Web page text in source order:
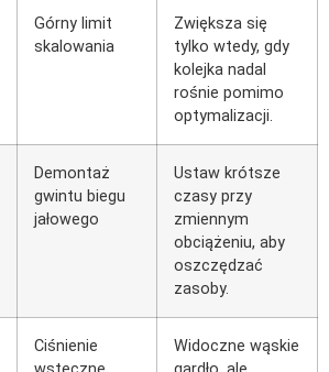
Górny limit
skalowania
Zwiększa się
tylko wtedy, gdy
kolejka nadal
rośnie pomimo
optymalizacji.
Demontaż
gwintu biegu
jałowego
Ustaw krótsze
czasy przy
zmiennym
obciążeniu, aby
oszczędzać
zasoby.
Ciśnienie
Widoczne wąskie